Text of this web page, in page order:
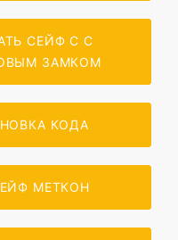
СЕЙФ С С
ЗАМКОМ
КОДА
МЕТКОН